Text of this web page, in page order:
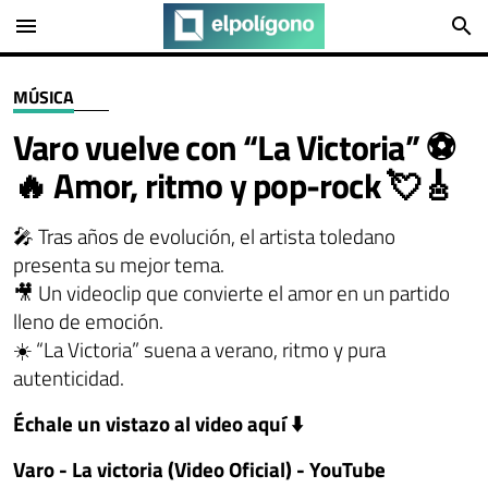
menu search
MÚSICA
Varo vuelve con “La Victoria” ⚽
🔥 Amor, ritmo y pop-rock 💘🎸
🎤 Tras años de evolución, el artista toledano
presenta su mejor tema.
🎥 Un videoclip que convierte el amor en un partido
lleno de emoción.
☀️ “La Victoria” suena a verano, ritmo y pura
autenticidad.
Échale un vistazo al video aquí ⬇️
Varo - La victoria (Video Oficial) - YouTube